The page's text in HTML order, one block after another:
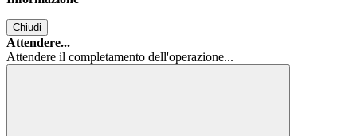
Chiudi
Attendere...
Attendere il completamento dell'operazione...